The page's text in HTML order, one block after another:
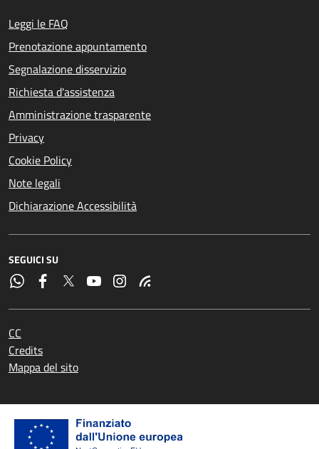
Leggi le FAQ
Prenotazione appuntamento
Segnalazione disservizio
Richiesta d'assistenza
Amministrazione trasparente
Privacy
Cookie Policy
Note legali
Dichiarazione Accessibilità
SEGUICI SU
CC
Credits
Mappa del sito